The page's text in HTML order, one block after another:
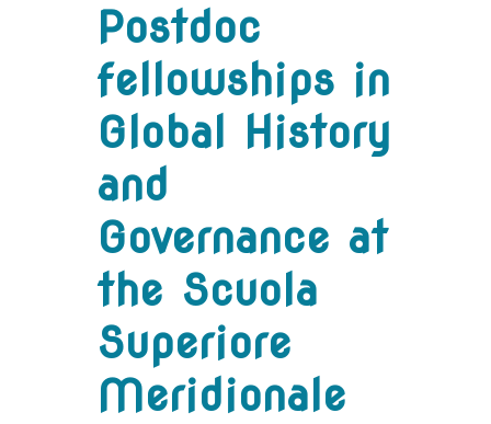
Postdoc
fellowships in
Global History
and
Governance at
the Scuola
Superiore
Meridionale